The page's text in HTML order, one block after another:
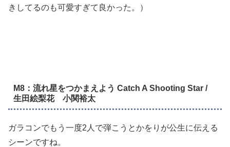
きしてるのも可愛すぎて良かった。）
M8：流れ星をつかまえよう Catch A Shooting Star /
生田絵梨花 小関裕太
ガラコンでもう一度2人で弾こうとかをりが公生に伝える
シーンですね。